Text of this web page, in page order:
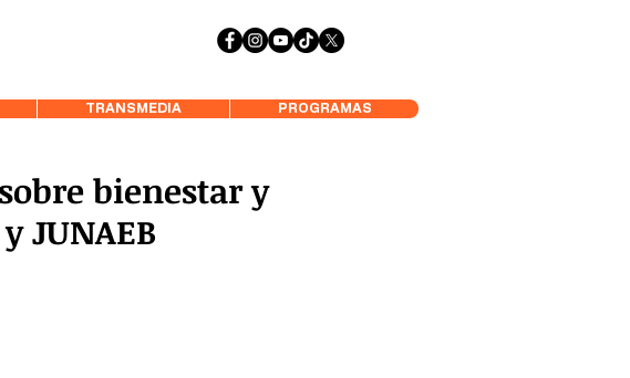
TRANSMEDIA PROGRAMAS
bienestar y
JUNAEB